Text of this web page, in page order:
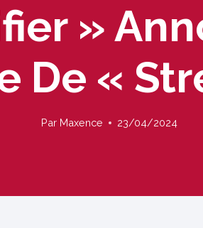
»
De «
Par Maxence 23/04/2024